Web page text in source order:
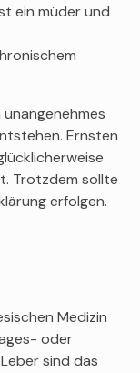
ein müder und
Ernsten
Trotzdem sollte
erfolgen.
Medizin
oder
sind das